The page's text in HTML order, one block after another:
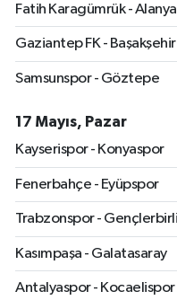
Fatih Karagümrük -
Gaziantep FK - Başakşehir
Samsunspor - Göztepe
17 Mayıs, Pazar
Kayserispor - Konyaspor
Fenerbahçe - Eyüpspor
Trabzonspor -
Kasımpaşa - Galatasaray
Antalyaspor - Kocaelispor